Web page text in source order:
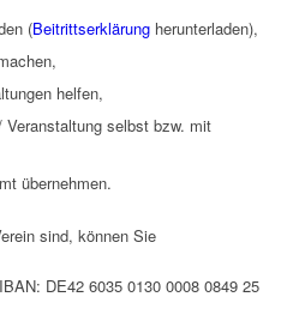
(Beitrittserklärungherunterladen),
helfen,
selbst bzw. mit
übernehmen.
sind, können Sie
DE42 6035 0130 0008 0849 25